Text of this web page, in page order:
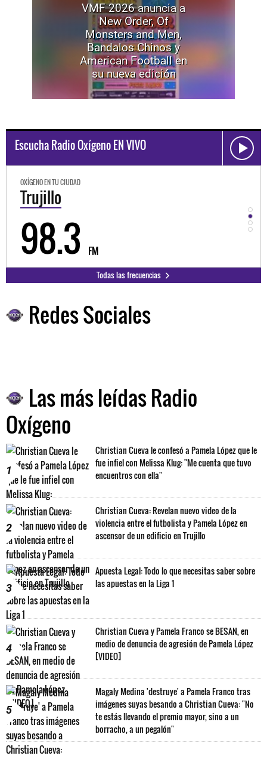
VMF 2026 anuncia a
New Order, Of
Monsters and Men,
Bandalos Chinos y
American Football en
su nueva edición
Escucha Radio Oxígeno EN VIVO
OXÍGENO EN TU CIUDAD
Trujillo
98.3 FM
Todas las frecuencias
Redes Sociales
Las más leídas Radio
Oxígeno
1
Christian Cueva le confesó a Pamela López que le
fue infiel con Melissa Klug: "Me cuenta que tuvo
encuentros con ella"
2
Christian Cueva: Revelan nuevo video de la
violencia entre el futbolista y Pamela López en
ascensor de un edificio en Trujillo
3
Apuesta Legal: Todo lo que necesitas saber sobre
las apuestas en la Liga 1
4
Christian Cueva y Pamela Franco se BESAN, en
medio de denuncia de agresión de Pamela López
[VIDEO]
5
Magaly Medina 'destruye' a Pamela Franco tras
imágenes suyas besando a Christian Cueva: "No
te estás llevando el premio mayor, sino a un
borracho, a un pegalón"